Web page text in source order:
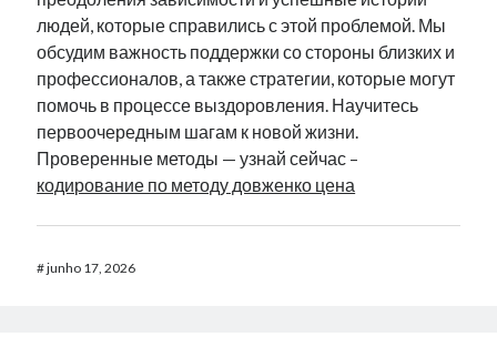
людей, которые справились с этой проблемой. Мы
обсудим важность поддержки со стороны близких и
профессионалов, а также стратегии, которые могут
помочь в процессе выздоровления. Научитесь
первоочередным шагам к новой жизни.
Проверенные методы — узнай сейчас –
кодирование по методу довженко цена
#junho 17, 2026